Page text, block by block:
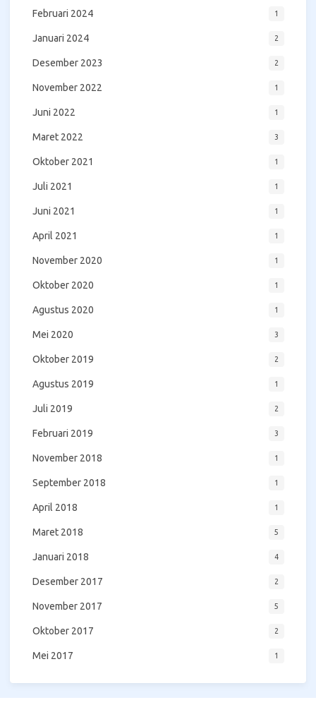
Februari 2024 1
Januari 2024 2
Desember 2023 2
November 2022 1
Juni 2022 1
Maret 2022 3
Oktober 2021 1
Juli 2021 1
Juni 2021 1
April 2021 1
November 2020 1
Oktober 2020 1
Agustus 2020 1
Mei 2020 3
Oktober 2019 2
Agustus 2019 1
Juli 2019 2
Februari 2019 3
November 2018 1
September 2018 1
April 2018 1
Maret 2018 5
Januari 2018 4
Desember 2017 2
November 2017 5
Oktober 2017 2
Mei 2017 1